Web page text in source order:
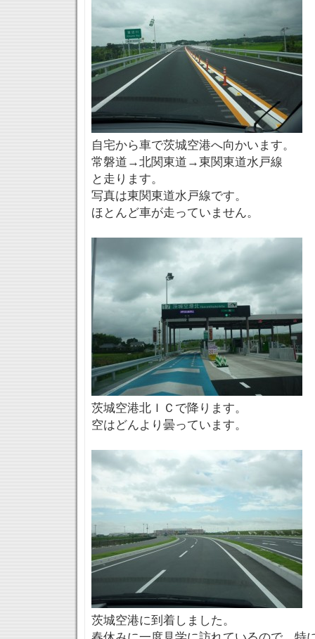
自宅から車で茨城空港へ向かいます。
常磐道→北関東道→東関東道水戸線
と走ります。
写真は東関東道水戸線です。
ほとんど車が走っていません。
茨城空港北ＩＣで降ります。
空はどんより曇っています。
茨城空港に到着しました。